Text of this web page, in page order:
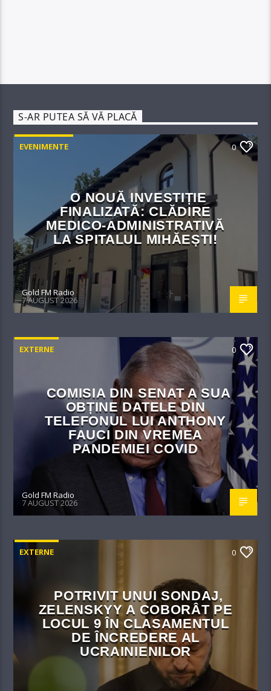
S-AR PUTEA SĂ VĂ PLACĂ
EVENIMENTE 0
O NOUĂ INVESTIȚIE
FINALIZATĂ: CLĂDIRE
MEDICO-ADMINISTRATIVĂ
LA SPITALUL MIHĂEȘTI!​
Gold FM Radio
7 AUGUST 2026
EXTERNE 0
COMISIA DIN SENAT A SUA
OBȚINE DATELE DIN
TELEFONUL LUI ANTHONY
FAUCI DIN VREMEA
PANDEMIEI COVID
Gold FM Radio
7 AUGUST 2026
EXTERNE 0
POTRIVIT UNUI SONDAJ,
ZELENSKYY A COBORÂT PE
LOCUL 9 ÎN CLASAMENTUL
DE ÎNCREDERE AL
UCRAINIENILOR